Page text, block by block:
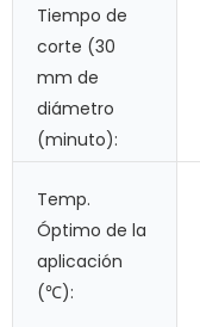
Tiempo de
corte (30
mm de
diámetro
(minuto):
Temp.
Óptimo de la
aplicación
(℃):